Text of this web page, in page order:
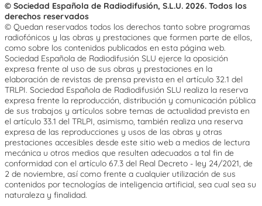
© Sociedad Española de Radiodifusión, S.L.U. 2026. Todos los
derechos reservados
© Quedan reservados todos los derechos tanto sobre programas
radiofónicos y las obras y prestaciones que formen parte de ellos,
como sobre los contenidos publicados en esta página web.
Sociedad Española de Radiodifusión SLU ejerce la oposición
expresa frente al uso de sus obras y prestaciones en la
elaboración de revistas de prensa prevista en el artículo 32.1 del
TRLPI. Sociedad Española de Radiodifusión SLU realiza la reserva
expresa frente la reproducción, distribución y comunicación pública
de sus trabajos y artículos sobre temas de actualidad prevista en
el artículo 33.1 del TRLPI, asimismo, también realiza una reserva
expresa de las reproducciones y usos de las obras y otras
prestaciones accesibles desde este sitio web a medios de lectura
mecánica u otros medios que resulten adecuados a tal fin de
conformidad con el artículo 67.3 del Real Decreto - ley 24/2021, de
2 de noviembre, así como frente a cualquier utilización de sus
contenidos por tecnologías de inteligencia artificial, sea cual sea su
naturaleza y finalidad.